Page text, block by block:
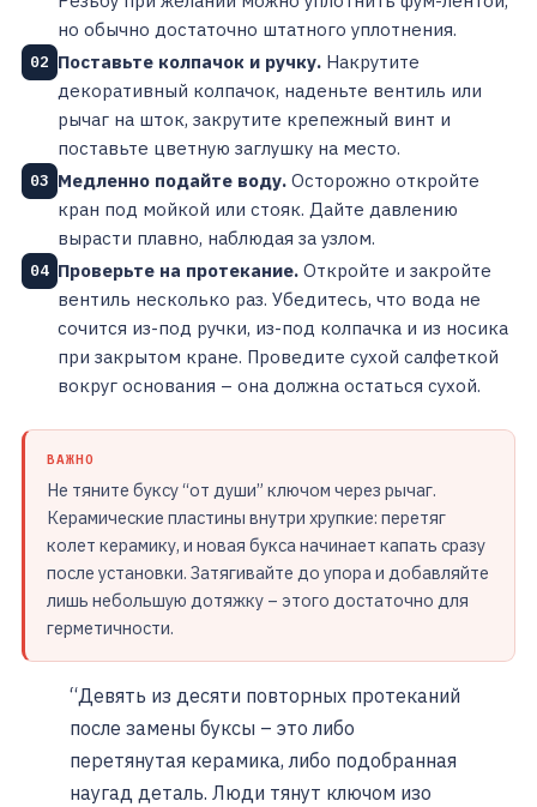
но обычно достаточно штатного уплотнения.
02 Поставьте колпачок и ручку. Накрутите
декоративный колпачок, наденьте вентиль или
рычаг на шток, закрутите крепежный винт и
поставьте цветную заглушку на место.
03 Медленно подайте воду. Осторожно откройте
кран под мойкой или стояк. Дайте давлению
вырасти плавно, наблюдая за узлом.
04 Проверьте на протекание. Откройте и закройте
вентиль несколько раз. Убедитесь, что вода не
сочится из-под ручки, из-под колпачка и из носика
при закрытом кране. Проведите сухой салфеткой
вокруг основания – она должна остаться сухой.
ВАЖНО
Не тяните буксу “от души” ключом через рычаг.
Керамические пластины внутри хрупкие: перетяг
колет керамику, и новая букса начинает капать сразу
после установки. Затягивайте до упора и добавляйте
лишь небольшую дотяжку – этого достаточно для
герметичности.
“Девять из десяти повторных протеканий
после замены буксы – это либо
перетянутая керамика, либо подобранная
наугад деталь. Люди тянут ключом изо